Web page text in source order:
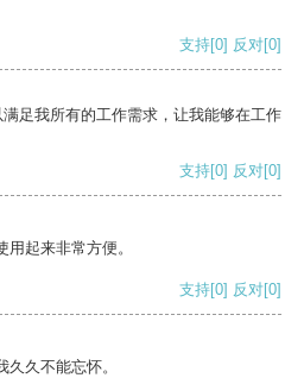
支持[0] 反对[0]
足我所有的工作需求，让我能够在工作
支持[0] 反对[0]
起来非常方便。
支持[0] 反对[0]
久不能忘怀。